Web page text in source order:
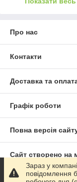
Про нас
Контакти
Доставка та
Графік роботи
Повна версія
Сайт створено на
Політика
Зараз у
повідомлення